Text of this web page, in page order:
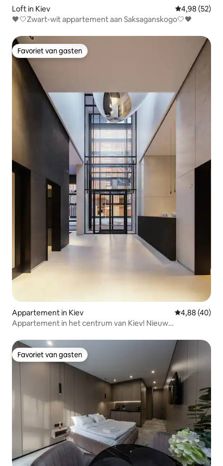
Loft in Kiev Gemiddelde
4,98 (52)
🖤🤍Zwart-wit appartement aan Saksaganskogo🤍🖤
Favoriet van gasten
Favoriet van gasten
Appartement in Kiev Gemiddelde
4,88 (40)
Appartement in het centrum van Kiev! Nieuw
Favoriet van gasten
Favoriet van gasten